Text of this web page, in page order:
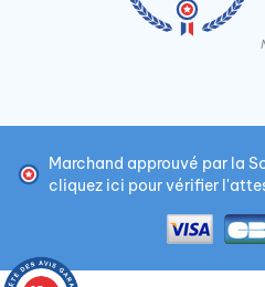
Marchand approuvé par la
cliquez ici pour vérifier